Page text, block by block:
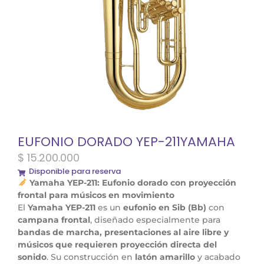
EUFONIO DORADO YEP-211YAMAHA
$ 15.200.000
Disponible para reserva
Yamaha YEP-211: Eufonio dorado con proyección
frontal para músicos en movimiento
El Yamaha YEP-211 es un eufonio en Sib (Bb) con
campana frontal, diseñado especialmente para
bandas de marcha, presentaciones al aire libre y
músicos que requieren proyección directa del
sonido. Su construcción en latón amarillo y acabado